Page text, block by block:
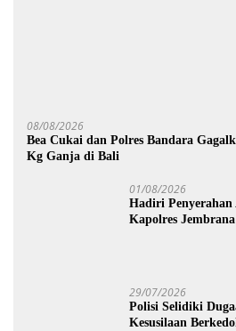
08/08/2026
Bea Cukai dan Polres Bandara
Kg Ganja di Bali
01/08/2026
Hadiri
Kapolres
29/07/2026
Polisi Selidiki
Kesusilaan